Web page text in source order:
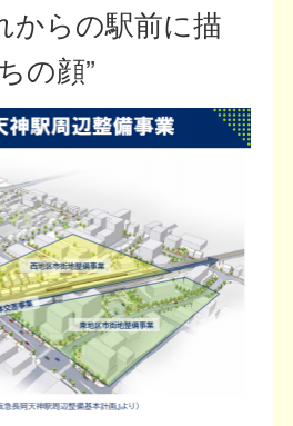
からの駅前に描
の顔”